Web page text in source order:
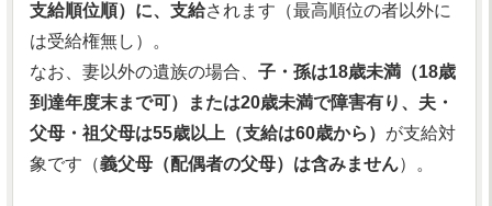
支給順位順）に、支給されます（最高順位の者以外に
は受給権無し）。
なお、妻以外の遺族の場合、 子・孫は18歳未満（18歳
到達年度末まで可）または20歳未満で障害有り、夫・
父母・祖父母は55歳以上（支給は60歳から） が支給対
象です（義父母（配偶者の父母）は含みません）。